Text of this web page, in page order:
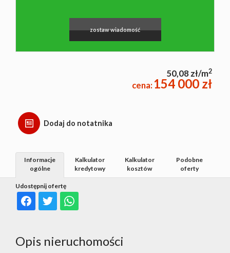
zostaw wiadomość
50,08 zł/m2
cena:154 000 zł
Dodaj do notatnika
Udostępnij ofertę
Informacje
ogólne
Kalkulator
kredytowy
Kalkulator
kosztów
Podobne
oferty
Opis nieruchomości